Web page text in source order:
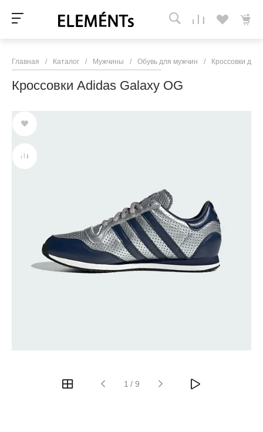
Главная / Каталог / Мужчины / Обувь для мужчин / Кроссовки для
Кроссовки Adidas Galaxy OG
1 / 9